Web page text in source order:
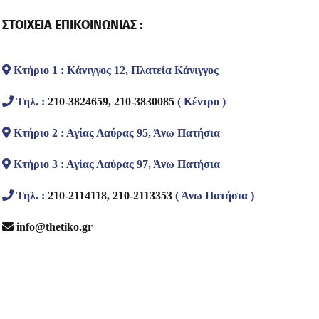
ΣΤΟΙΧΕΙΑ ΕΠΙΚΟΙΝΩΝΙΑΣ :
Κτήριο 1 : Κάνιγγος 12, Πλατεία Κάνιγγος
Τηλ. : 210-3824659, 210-3830085( Κέντρο )
Κτήριο 2 : Αγίας Λαύρας 95, Άνω Πατήσια
Κτήριο 3 : Αγίας Λαύρας 97, Άνω Πατήσια
Τηλ. : 210-2114118, 210-2113353( Άνω Πατήσια )
info@thetiko.gr